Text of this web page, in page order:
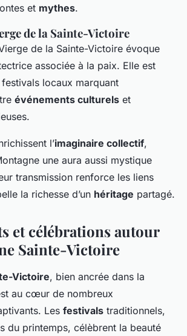
et mythes.
de la Sainte-Victoire
de la Sainte-Victoire évoque
associée à la paix. Elle est
locaux marquant
événements culturels et
l’imaginaire collectif,
une aura aussi mystique
transmission renforce les liens
la richesse d’un héritage partagé.
et célébrations autour
Sainte-Victoire
Victoire, bien ancrée dans la
au cœur de nombreux
Les festivals traditionnels,
du printemps, célèbrent la beauté